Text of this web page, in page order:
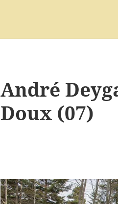
André
Doux (07)